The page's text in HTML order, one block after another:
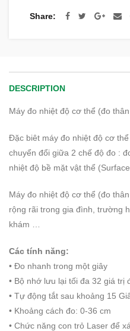
Share
DESCRIPTION
Máy đo nhiệt độ cơ thể (đo
Đặc biêt máy đo nhiệt độ cơ
chuyển đổi giữa 2 chế độ đo :
nhiệt độ bề mặt vật thể
Máy đo nhiệt độ cơ thể (đo
rộng rãi trong gia đình, trường
khám …
Các tính năng:
• Đo nhanh trong một giây
• Bộ nhớ lưu lại tối đa 32 giá trị
• Tự động tắt sau khoảng 15
• Khoảng cách đo: 0-36 cm
• Chức năng con trỏ Laser để